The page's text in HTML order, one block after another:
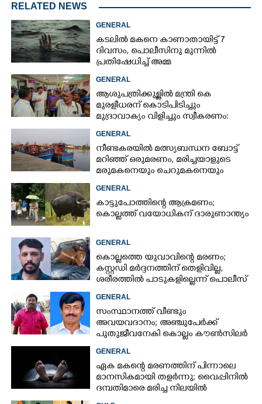
RELATED NEWS
GENERAL
കടലിൽ മകനെ കാണാതായിട്ട് 7
ദിവസം, പൊലീസിനു മുന്നിൽ
പ്രതിഷേധിച്ച് അമ്മ
GENERAL
ആശുപത്രിക്കുള്ളിൽ മന്ത്രി കെ
മുരളീധരന് കൊടിപിടിച്ചും
മുദ്രാവാക്യം വിളിച്ചും സ്വീകരണം:
GENERAL
നീണ്ടകരയിൽ മത്സ്യബന്ധന ബോട്ട്
മറിഞ്ഞ്​ ഒരുമരണം,​ മരിച്ചയാളുടെ
മരുമകനെയും ചെറുമകനെയും
GENERAL
കാട്ടുപോത്തിന്റെ ആക്രമണം;
കൊല്ലത്ത് വയോധികന് ദാരുണാന്ത്യം
GENERAL
കൊല്ലത്തെ യുവാവിന്റെ മരണം;
കസ്റ്റഡി മർദ്ദനത്തിന് തെളിവില്ല,
ശരീരത്തിൽ പാടുകളില്ലെന്ന് പൊലീസ്
GENERAL
സംസ്ഥാനത്ത് വീണ്ടും
അവയവദാനം; അഞ്ചുപേർക്ക്
പുതുജീവനേകി കൊല്ലം കൗൺസിലർ
GENERAL
ഏക മകന്റെ മരണത്തിന് പിന്നാലെ
മാനസികമായി തളർന്നു; വൈപ്പിനിൽ
ദമ്പതിമാരെ മരിച്ച നിലയിൽ